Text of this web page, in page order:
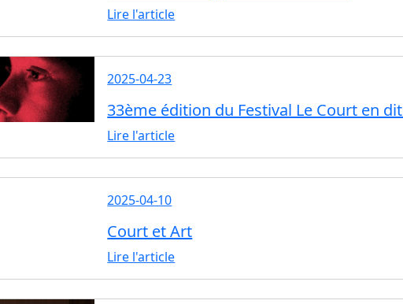
Lire l'article
2025-04-23
33ème édition du Festival Le Court en
Lire l'article
2025-04-10
Court et Art
Lire l'article